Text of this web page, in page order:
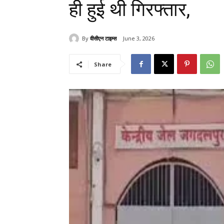
ही हुई थी गिरफ्तार,
By वीसीएन टाइम्स June 3, 2026
Share